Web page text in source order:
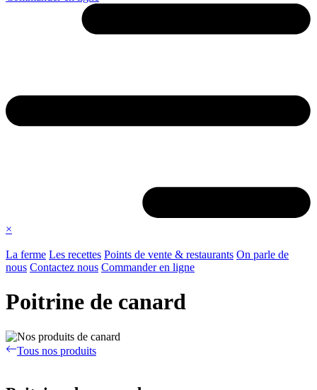
×
La ferme Les recettes Points de vente & restaurants On parle de
nous Contactez nous Commander en ligne
Poitrine de canard
Tous nos produits